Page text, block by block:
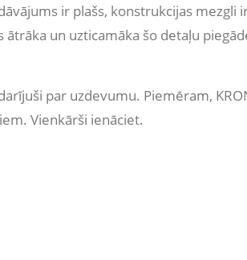
ir plašs, konstrukcijas mezgli
un uzticamāka šo detaļu
par uzdevumu. Piemēram,
Vienkārši ienāciet.